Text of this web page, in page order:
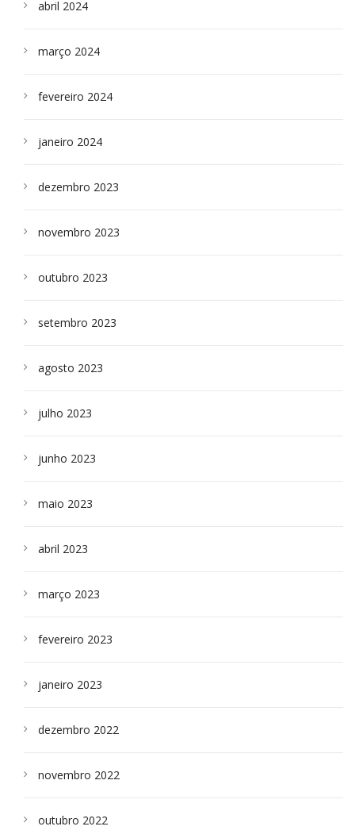
abril 2024
março 2024
fevereiro 2024
janeiro 2024
dezembro 2023
novembro 2023
outubro 2023
setembro 2023
agosto 2023
julho 2023
junho 2023
maio 2023
abril 2023
março 2023
fevereiro 2023
janeiro 2023
dezembro 2022
novembro 2022
outubro 2022